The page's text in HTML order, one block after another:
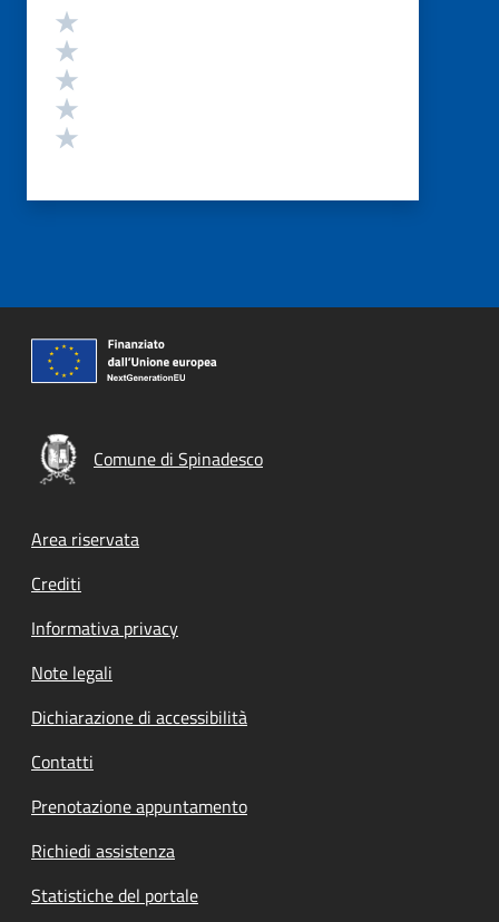
Valutazione
Comune di Spinadesco
Footer menu
Area riservata
Crediti
Informativa privacy
Note legali
Dichiarazione di accessibilità
Contatti
Prenotazione appuntamento
Richiedi assistenza
Statistiche del portale